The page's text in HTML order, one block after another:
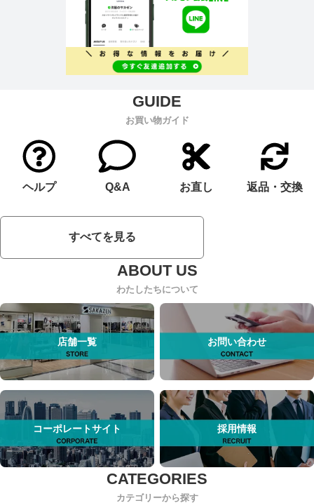
お買い物ガイド
ヘルプ Q&A お直し 返品・交換
すべてを見る
わたしたちについて
店舗一覧 お問い合わせ
コーポレートサイト 採用情報
カテゴリーから探す